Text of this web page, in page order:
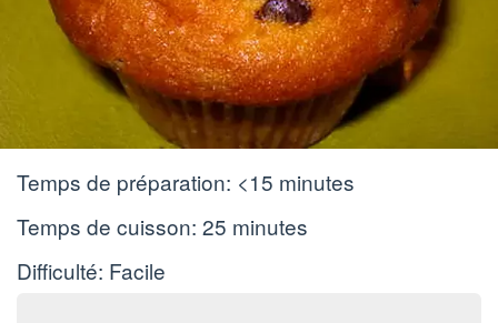
Temps de préparation: <15 minutes
Temps de cuisson: 25 minutes
Difficulté: Facile